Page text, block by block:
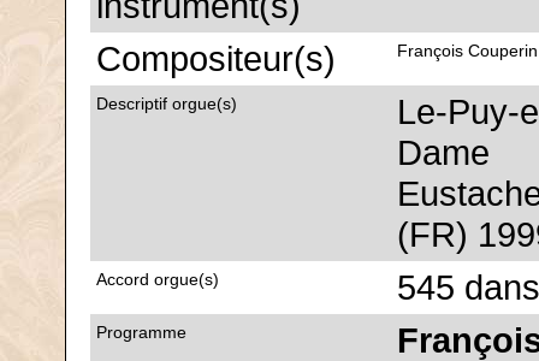
Compositeur(s) François Couperin
Descriptif orgue(s)
Le-Puy-
Dame
(FR)
Accord orgue(s) 545
Programme